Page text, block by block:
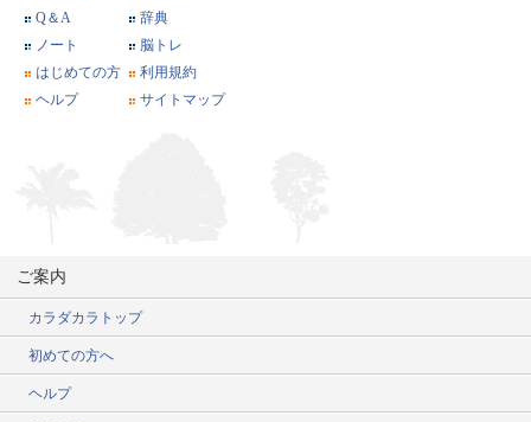
Q＆A
辞典
ノート
脳トレ
はじめての方
利用規約
ヘルプ
サイトマップ
ご案内
カラダカラトップ
初めての方へ
ヘルプ